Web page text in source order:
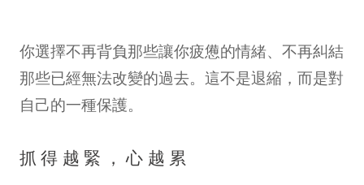
你選擇不再背負那些讓你疲憊的情緒、不再糾結
那些已經無法改變的過去。這不是退縮，而是對
自己的一種保護。
抓得越緊，心越累